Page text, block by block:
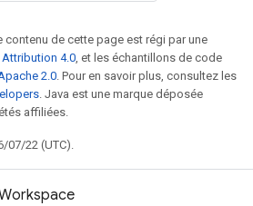
de cette page est régi par une
4.0 , et les échantillons de code
2.0 . Pour en savoir plus, consultez les
. Java est une marque déposée
affiliées.
07/22 (UTC).